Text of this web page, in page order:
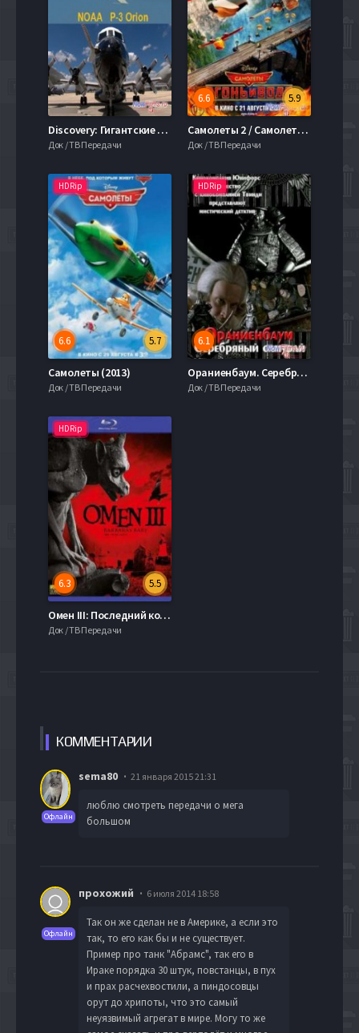
Discovery: Гигантские самолеты. NOAA P-3 Orion (2014)
Док / ТВ Передачи
5.9
6.6
Самолеты 2 / Самолеты: Огонь и вода (2014)
Док / ТВ Передачи
HDRip
5.7
6.6
Самолеты (2013)
Док / ТВ Передачи
HDRip
6.1
Ораниенбаум. Серебряный самурай (2007)
Док / ТВ Передачи
HDRip
5.5
6.3
Омен III: Последний конфликт (1981)
Док / ТВ Передачи
КОММЕНТАРИИ
Офлайн
sema80 21 января 2015 21:31
люблю смотреть передачи о мега
большом
Офлайн
прохожий 6 июля 2014 18:58
Так он же сделан не в Америке, а если это
так, то его как бы и не существует.
Пример про танк "Абрамс", так его в
Ираке порядка 30 штук, повстанцы, в пух
и прах расчехвостили, а пиндосовцы
орут до хрипоты, что это самый
неуязвимый агрегат в мире. Могу то же